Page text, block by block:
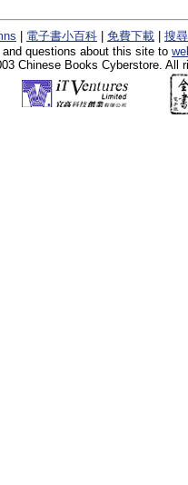
電子書小百科 免費下載
搜
questions about this site to
Chinese Books Cyberstore. All